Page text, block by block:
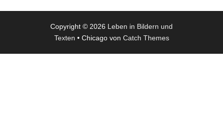
Copyright © 2026 Leben in Bildern und
Texten • Chicago von Catch Themes